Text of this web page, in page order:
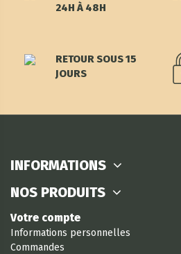
24H À 48H
RETOUR SOUS 15
JOURS
INFORMATIONS
NOS PRODUITS
Votre compte
Informations personnelles
Commandes